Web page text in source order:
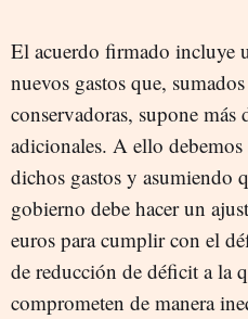
El acuerdo firmado incluye
nuevos gastos que,
conservadoras, supone
adicionales. A ello
dichos gastos y asumiendo
gobierno debe hacer un
euros para cumplir con el
de reducción de déficit a la
comprometen de manera